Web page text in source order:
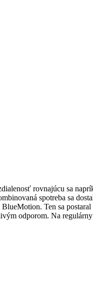
rovnajúcu sa
spotreba sa
Ten sa
odporom. Na